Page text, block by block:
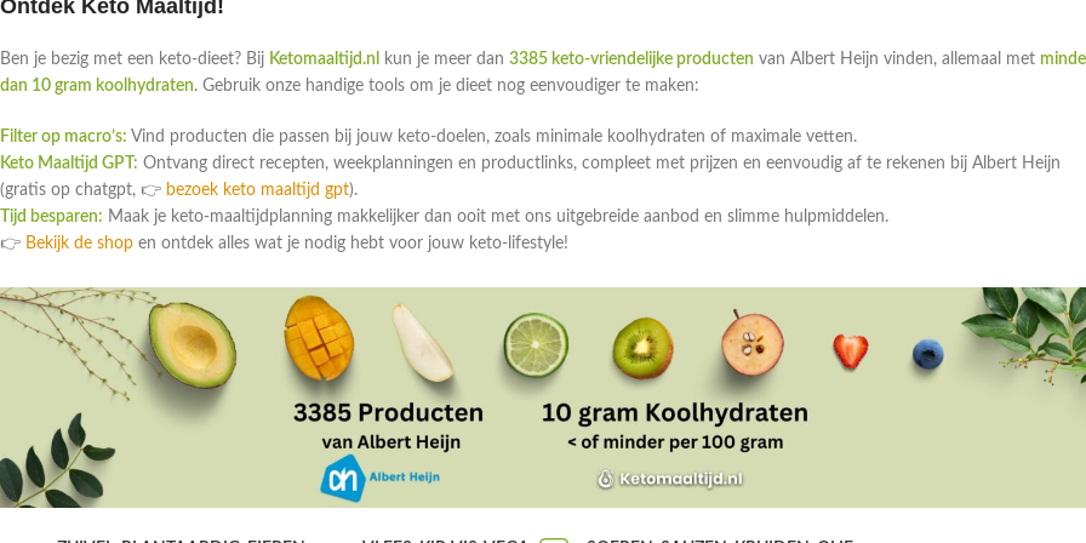
Ontdek Keto Maaltijd!
Ben je bezig met een keto-dieet? Bij Ketomaaltijd.nl kun je meer dan 3385 keto-vriendelijke producten van Albert Heijn vinden, allemaal met
dan 10 gram koolhydraten. Gebruik onze handige tools om je dieet nog eenvoudiger te maken:
Filter op macro’s: Vind producten die passen bij jouw keto-doelen, zoals minimale koolhydraten of maximale vetten.
Keto Maaltijd GPT: Ontvang direct recepten, weekplanningen en productlinks, compleet met prijzen en eenvoudig af te rekenen bij Albert Heijn
(gratis op chatgpt, 👉 bezoek keto maaltijd gpt).
Tijd besparen: Maak je keto-maaltijdplanning makkelijker dan ooit met ons uitgebreide aanbod en slimme hulpmiddelen.
👉 Bekijk de shop en ontdek alles wat je nodig hebt voor jouw keto-lifestyle!